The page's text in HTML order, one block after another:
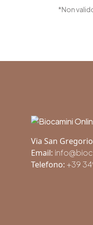
*Non
Via San
Email:
Telefono: +39